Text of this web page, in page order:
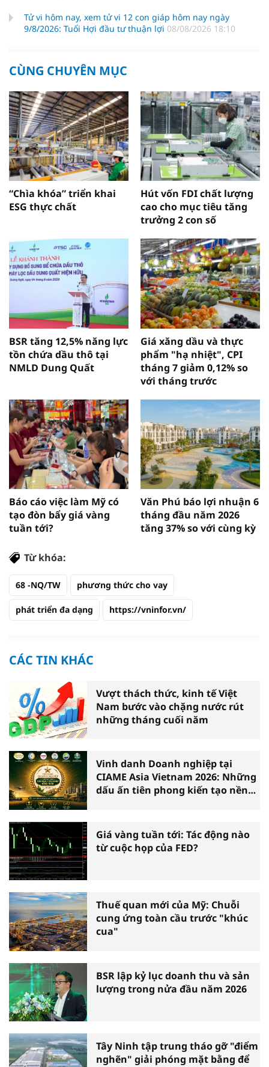
Tử vi hôm nay, xem tử vi 12 con giáp hôm nay ngày
9/8/2026: Tuổi Hợi đầu tư thuận lợi 08/08/2026 18:10
CÙNG CHUYÊN MỤC
“Chìa khóa” triển khai
ESG thực chất
Hút vốn FDI chất lượng
cao cho mục tiêu tăng
trưởng 2 con số
BSR tăng 12,5% năng lực
tồn chứa dầu thô tại
NMLD Dung Quất
Giá xăng dầu và thực
phẩm "hạ nhiệt", CPI
tháng 7 giảm 0,12% so
với tháng trước
Báo cáo việc làm Mỹ có
tạo đòn bẩy giá vàng
tuần tới?
Văn Phú báo lợi nhuận 6
tháng đầu năm 2026
tăng 37% so với cùng kỳ
Từ khóa:
68 -NQ/TW phương thức cho vay
phát triển đa dạng https://vninfor.vn/
CÁC TIN KHÁC
Vượt thách thức, kinh tế Việt
Nam bước vào chặng nước rút
những tháng cuối năm
Vinh danh Doanh nghiệp tại
CIAME Asia Vietnam 2026: Những
dấu ấn tiên phong kiến tạo nền
Giá vàng tuần tới: Tác động nào
từ cuộc họp của FED?
Thuế quan mới của Mỹ: Chuỗi
cung ứng toàn cầu trước "khúc
cua"
BSR lập kỷ lục doanh thu và sản
lượng trong nửa đầu năm 2026
Tây Ninh tập trung tháo gỡ "điểm
nghẽn" giải phóng mặt bằng để